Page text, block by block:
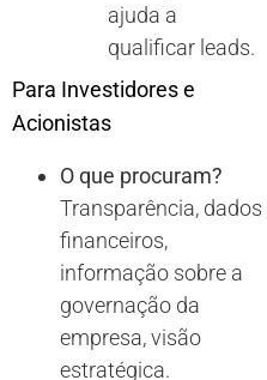
ajuda a
qualificar leads.
Para Investidores e
Acionistas
O que procuram?
Transparência, dados
financeiros,
informação sobre a
governação da
empresa, visão
estratégica.